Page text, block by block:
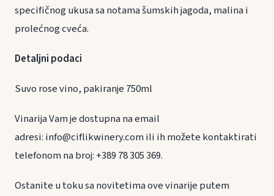
specifičnog ukusa sa notama šumskih jagoda, malina i
prolećnog cveća.
Detaljni podaci
Suvo rose vino, pakiranje 750ml
Vinarija Vam je dostupna na email
adresi: info@ciflikwinery.com ili ih možete kontaktirati
telefonom na broj: +389 78 305 369.
Ostanite u toku sa novitetima ove vinarije putem